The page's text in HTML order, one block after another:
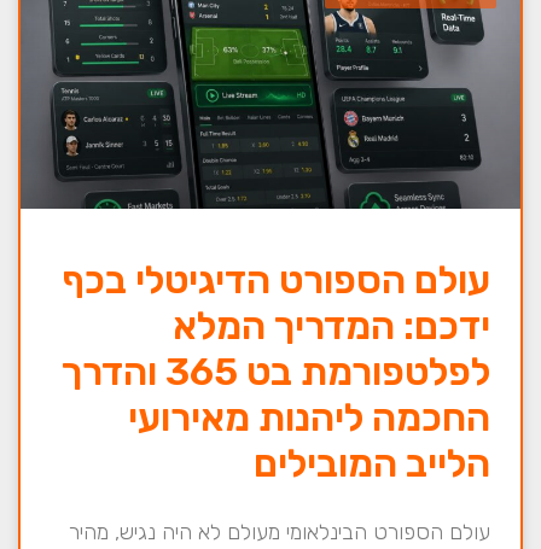
עולם הספורט הדיגיטלי בכף
ידכם: המדריך המלא
לפלטפורמת בט 365 והדרך
החכמה ליהנות מאירועי
הלייב המובילים
עולם הספורט הבינלאומי מעולם לא היה נגיש, מהיר